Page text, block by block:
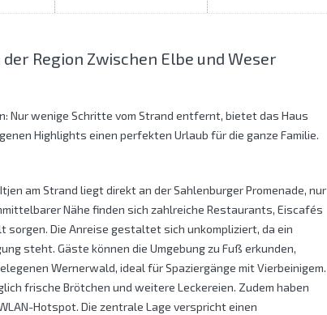
Region Zwischen Elbe und Weser
Nur wenige Schritte vom Strand entfernt, bietet das Haus
Highlights einen perfekten Urlaub für die ganze Familie.
am Strand liegt direkt an der Sahlenburger Promenade, nur
Nähe finden sich zahlreiche Restaurants, Eiscafés
sorgen. Die Anreise gestaltet sich unkompliziert, da ein
steht. Gäste können die Umgebung zu Fuß erkunden,
Wernerwald, ideal für Spaziergänge mit Vierbeinigem.
frische Brötchen und weitere Leckereien. Zudem haben
Hotspot. Die zentrale Lage verspricht einen